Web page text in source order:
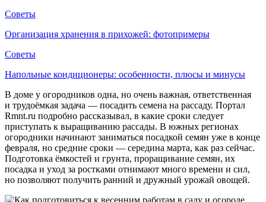
Советы
Организация хранения в прихожей: фотопримеры
Советы
Напольные кондиционеры: особенности, плюсы и минусы
В доме у огородников одна, но очень важная, ответственная
и трудоёмкая задача — посадить семена на рассаду. Портал
Rmnt.ru подробно рассказывал, в какие сроки следует
приступать к выращиванию рассады. В южных регионах
огородники начинают заниматься посадкой семян уже в конце
февраля, но средние сроки — середина марта, как раз сейчас.
Подготовка ёмкостей и грунта, проращивание семян, их
посадка и уход за ростками отнимают много времени и сил,
но позволяют получить ранний и дружный урожай овощей.